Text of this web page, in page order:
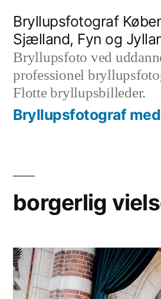
indhold
Bryllupsfotograf
Sjælland, Fyn og
Bryllupsfoto ved
professionel
Flotte bryllupsbilleder.
Bryllupsfotograf
borgerlig